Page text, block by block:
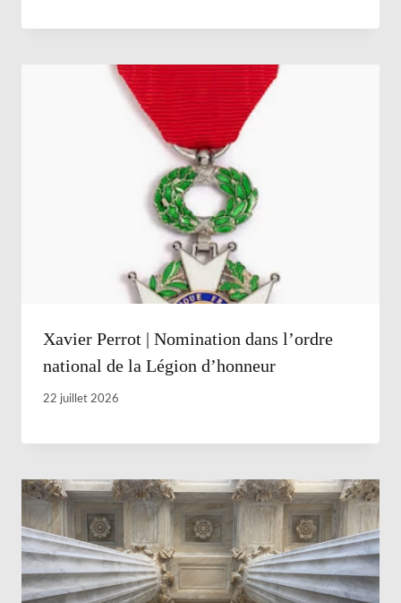
Xavier Perrot | Nomination dans l’ordre
national de la Légion d’honneur
22 juillet 2026